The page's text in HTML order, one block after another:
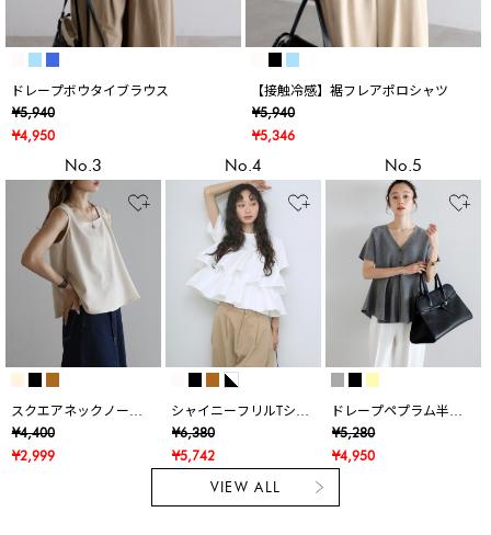
ドレープボウタイブラウス
¥5,940
¥4,950
【接触冷感】裾フレアポロシャツ
¥5,940
¥5,346
No.3
スクエアネックノース
リブラウス
¥4,400
¥2,999
No.4
シャイニーフリルTシャ
ツ
¥6,380
¥5,742
No.5
ドレープペプラム半袖
ニットカーデ
¥5,280
¥4,950
VIEW ALL